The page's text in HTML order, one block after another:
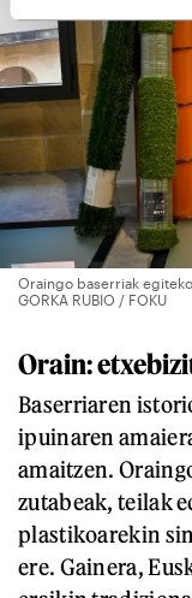
Oraingo baserriak
GORKA RUBIO / FOKU
Orain:
Baserriaren
ipuinaren
amaitzen.
zutabeak, teilak
plastikoarekin
ere. Gainera,